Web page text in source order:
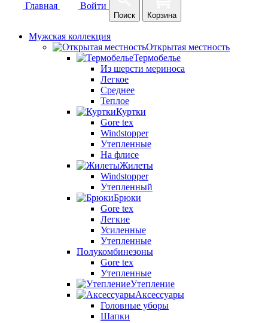
Главная Войти
Поиск Корзина
Мужская коллекция
Открытая местность
Термобелье
Из шерсти мериноса
Легкое
Среднее
Теплое
Куртки
Gore tex
Windstopper
Утепленные
На флисе
Жилеты
Windstopper
Утепленный
Брюки
Gore tex
Легкие
Усиленные
Утепленные
Полукомбинезоны
Gore tex
Утепленные
Утепление
Аксессуары
Головные уборы
Шапки